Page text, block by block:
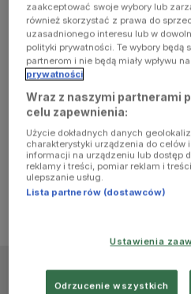
(see the
browser
console for
more
information)
zaakceptować swoje wybory lub
również skorzystać z prawa do
uzasadnionego interesu lub w
polityki prywatności. Te wybory będą
partnerom i nie będą miały wpływu
prywatności
Wraz z naszymi partnerami
celu zapewnienia:
Użycie dokładnych danych
charakterystyki urządzenia do
informacji na urządzeniu lub dostęp
reklamy i treści, pomiar reklam i
ulepszanie usług.
Lista partnerów (dostawców)
Ustawienia
Odrzucenie wszystkich